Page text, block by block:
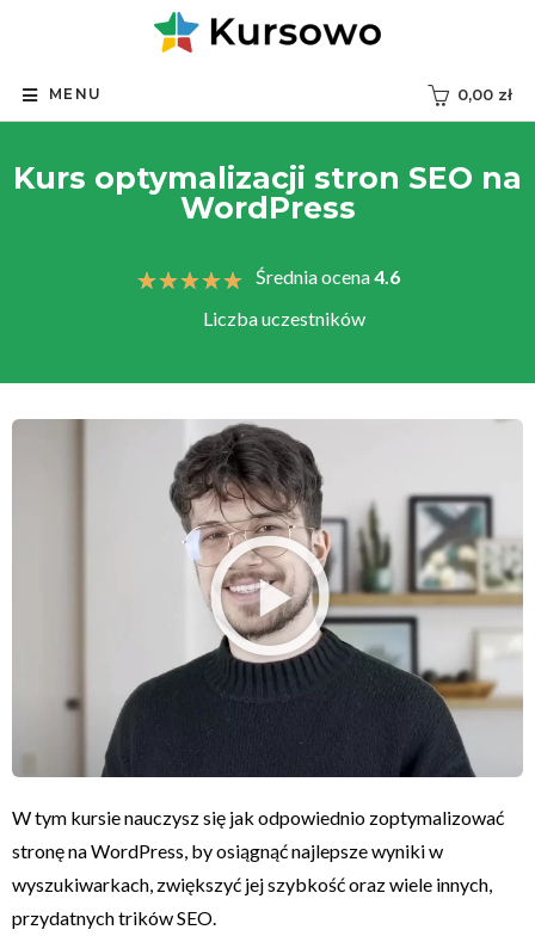
MENU 0,00 zł
Kurs optymalizacji stron SEO na
WordPress
★★★★★ Średnia ocena4.6
Liczba uczestników
W tym kursie nauczysz się jak odpowiednio zoptymalizować
stronę na WordPress, by osiągnąć najlepsze wyniki w
wyszukiwarkach, zwiększyć jej szybkość oraz wiele innych,
przydatnych trików SEO.